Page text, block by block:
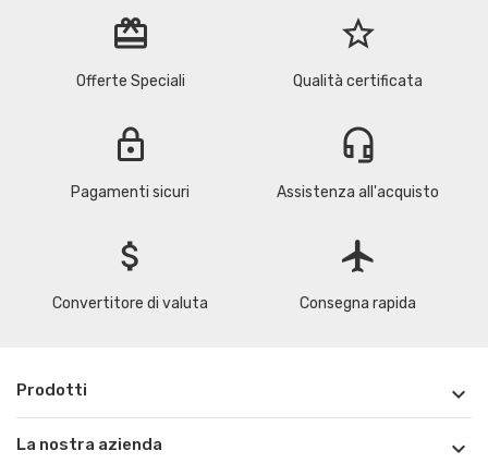
redeem
Offerte Speciali
star_border
Qualità certificata
lock
Pagamenti sicuri
headset_mic
Assistenza all'acquisto
attach_money
Convertitore di valuta
flight
Consegna rapida
Prodotti 
La nostra azienda 